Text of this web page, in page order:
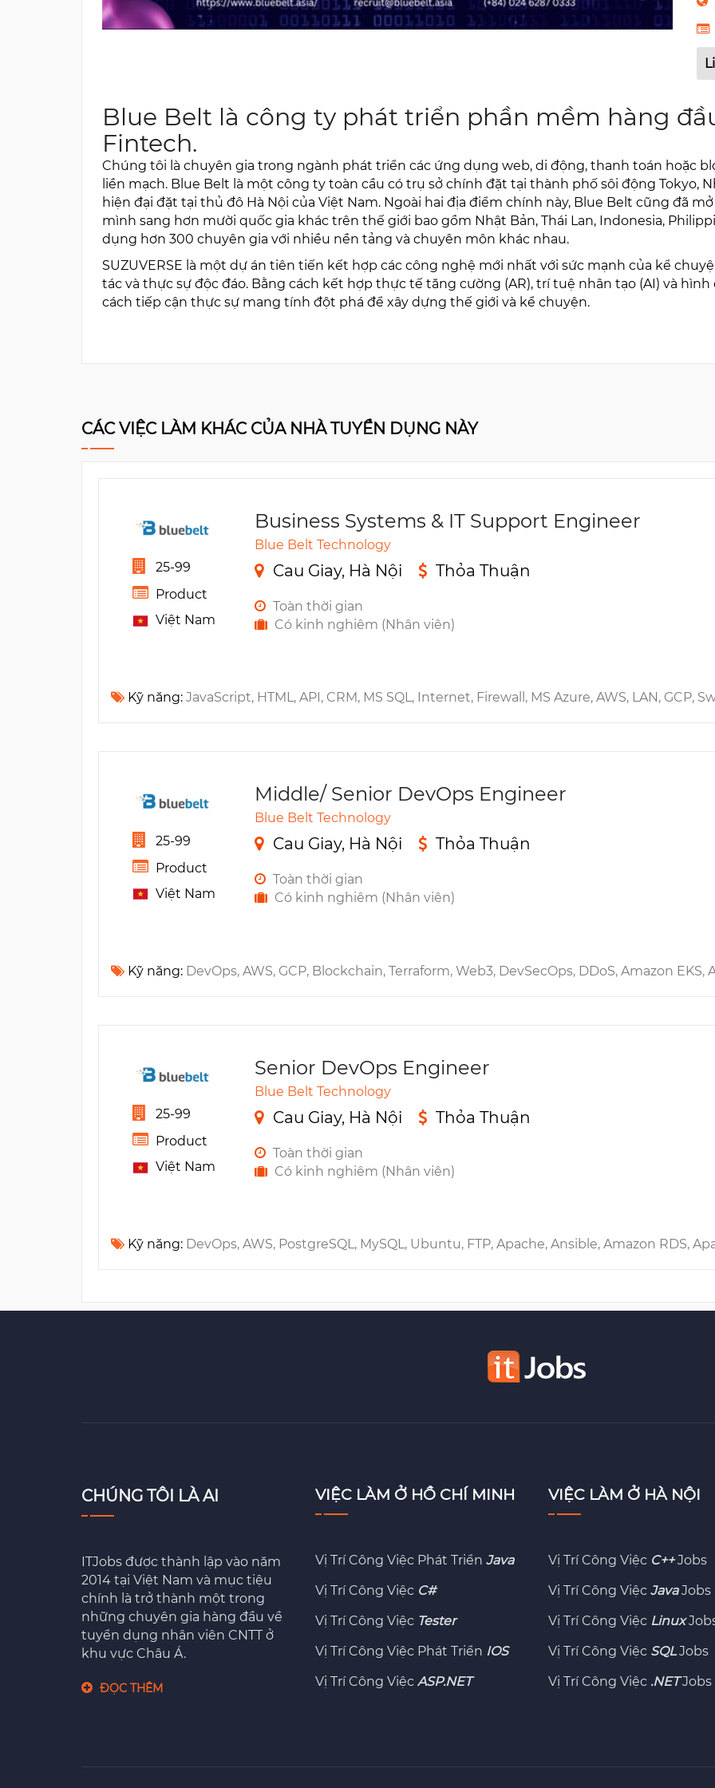
Blue Belt là công ty phát triển phần mềm hàng
Fintech.
Chúng tôi là chuyên gia trong ngành phát triển các ứng dụng web, di động, thanh toán hoặc
liền mạch. Blue Belt là một công ty toàn cầu có trụ sở chính đặt tại thành phố sôi động Tokyo,
hiện đại đặt tại thủ đô Hà Nội của Việt Nam. Ngoài hai địa điểm chính này, Blue Belt cũng đã
mình sang hơn mười quốc gia khác trên thế giới bao gồm Nhật Bản, Thái Lan, Indonesia,
dụng hơn 300 chuyên gia với nhiều nền tảng và chuyên môn khác nhau.
SUZUVERSE là một dự án tiên tiến kết hợp các công nghệ mới nhất với sức mạnh của kể
tác và thực sự độc đáo. Bằng cách kết hợp thực tế tăng cường (AR), trí tuệ nhân tạo (AI) và hình
cách tiếp cận thực sự mang tính đột phá để xây dựng thế giới và kể chuyện.
CÁC VIỆC LÀM KHÁC CỦA NHÀ TUYỂN DỤNG NÀY
25-99
Product
Việt Nam
Business Systems & IT Support Engineer
Blue Belt Technology
Cau Giay, Hà Nội Thỏa Thuận
Toàn thời gian
Có kinh nghiêm (Nhân viên)
Kỹ năng: JavaScript, HTML, API, CRM, MS SQL, Internet, Firewall, MS Azure, AWS, LAN, GCP,
25-99
Product
Việt Nam
Middle/ Senior DevOps Engineer
Blue Belt Technology
Cau Giay, Hà Nội Thỏa Thuận
Toàn thời gian
Có kinh nghiêm (Nhân viên)
Kỹ năng: DevOps, AWS, GCP, Blockchain, Terraform, Web3, DevSecOps, DDoS, Amazon EKS, Amazon MSK, Helm, CI/CD, Terragrunt, Amazon EC2, Amazon SES, HA, VPC, Kubernetes, Gitlab, Ansible, Amazon RDS, Apache Kafka, Adobe InDesign, Linux, CentOS, DNS, VPN,
25-99
Product
Việt Nam
Senior DevOps Engineer
Blue Belt Technology
Cau Giay, Hà Nội Thỏa Thuận
Toàn thời gian
Có kinh nghiêm (Nhân viên)
Kỹ năng: DevOps, AWS, PostgreSQL, MySQL, Ubuntu, FTP, Apache, Ansible, Amazon RDS, Apache Kafka, Memcached, Router, Jenkins, Postfix, Nginx, Elasticsearch, Redis, Apache ActiveMQ, Load Balancing, MS Azure, Linux, CentOS, DNS, VPN, Amazon EC2, Kubernetes, Blockchain, DDoS, HA,
CHÚNG TÔI LÀ AI
ITJobs được thành lập vào năm
2014 tại Việt Nam và mục tiệu
chính là trở thành một trong
những chuyên gia hàng đầu về
tuyển dụng nhân viên CNTT ở
khu vực Châu Á.
ĐỌC THÊM
VIỆC LÀM Ở HỒ CHÍ MINH
Vị Trí Công Việc Phát Triển Java
Vị Trí Công Việc C#
Vị Trí Công Việc Tester
Vị Trí Công Việc Phát Triển IOS
Vị Trí Công Việc ASP.NET
VIỆC LÀM Ở HÀ NỘI
Vị Trí Công Việc C++Jobs
Vị Trí Công Việc JavaJobs
Vị Trí Công Việc Linux
Vị Trí Công Việc SQL Jobs
Vị Trí Công Việc .NETJobs